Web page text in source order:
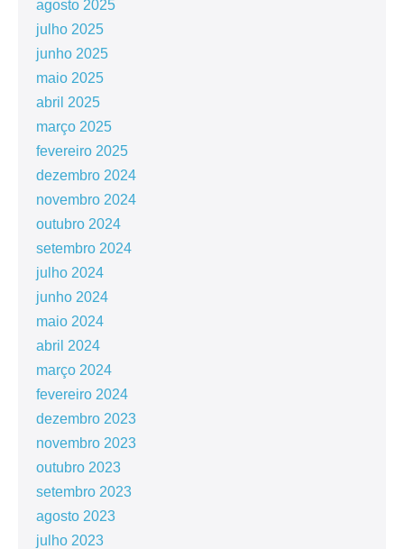
agosto 2025
julho 2025
junho 2025
maio 2025
abril 2025
março 2025
fevereiro 2025
dezembro 2024
novembro 2024
outubro 2024
setembro 2024
julho 2024
junho 2024
maio 2024
abril 2024
março 2024
fevereiro 2024
dezembro 2023
novembro 2023
outubro 2023
setembro 2023
agosto 2023
julho 2023